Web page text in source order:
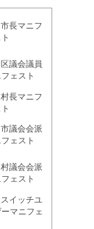
市長マニフ
区議会議員
ェスト
村長マニフ
市議会会派
ェスト
村議会会派
ェスト
スイッチユ
ーマニフェ